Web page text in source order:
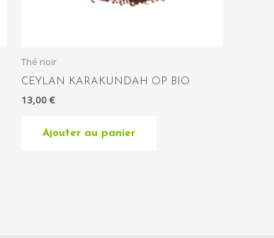
Thé noir
CEYLAN KARAKUNDAH OP BIO
13,00€
Ajouter au panier